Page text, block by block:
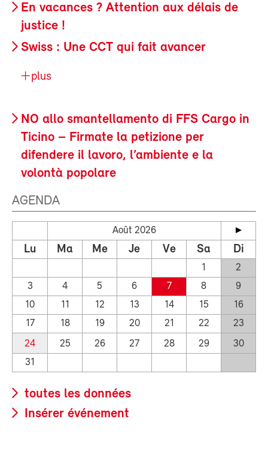
En vacances ? Attention aux délais de
justice !
Swiss : Une CCT qui fait avancer
plus
NO allo smantellamento di FFS Cargo in
Ticino – Firmate la petizione per
difendere il lavoro, l’ambiente e la
volontà popolare
AGENDA
Août 2026
Lu Ma Me Je Ve Sa Di
1
2
3
4 5 6 7 8
9
10
11 12 13 14 15
16
17
18 19 20 21 22
23
24
25 26 27 28 29
30
31
toutes les données
Insérer événement